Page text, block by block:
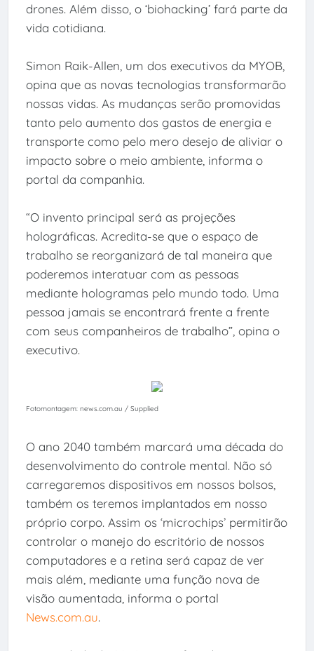
drones. Além disso, o ‘biohacking’ fará parte da
vida cotidiana.
Simon Raik-Allen, um dos executivos da MYOB,
opina que as novas tecnologias transformarão
nossas vidas. As mudanças serão promovidas
tanto pelo aumento dos gastos de energia e
transporte como pelo mero desejo de aliviar o
impacto sobre o meio ambiente, informa o
portal da companhia.
“O invento principal será as projeções
holográficas. Acredita-se que o espaço de
trabalho se reorganizará de tal maneira que
poderemos interatuar com as pessoas
mediante hologramas pelo mundo todo. Uma
pessoa jamais se encontrará frente a frente
com seus companheiros de trabalho”, opina o
executivo.
Fotomontagem: news.com.au / Supplied
O ano 2040 também marcará uma década do
desenvolvimento do controle mental. Não só
carregaremos dispositivos em nossos bolsos,
também os teremos implantados em nosso
próprio corpo. Assim os ‘microchips’ permitirão
controlar o manejo do escritório de nossos
computadores e a retina será capaz de ver
mais além, mediante uma função nova de
visão aumentada, informa o portal
News.com.au.